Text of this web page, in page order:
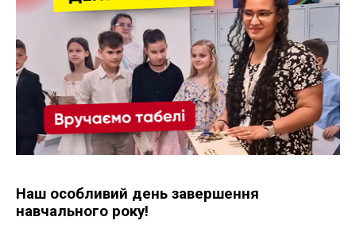
Наш особливий день завершення
навчального року!